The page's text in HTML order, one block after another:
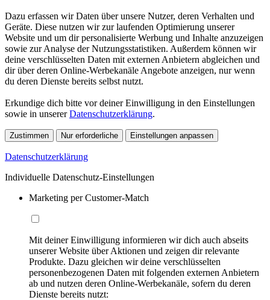
Dazu erfassen wir Daten über unsere Nutzer, deren Verhalten und
Geräte. Diese nutzen wir zur laufenden Optimierung unserer
Website und um dir personalisierte Werbung und Inhalte anzuzeigen
sowie zur Analyse der Nutzungsstatistiken. Außerdem können wir
deine verschlüsselten Daten mit externen Anbietern abgleichen und
dir über deren Online-Werbekanäle Angebote anzeigen, nur wenn
du deren Dienste bereits selbst nutzt.
Erkundige dich bitte vor deiner Einwilligung in den Einstellungen
sowie in unsererDatenschutzerklärung.
Zustimmen Nur erforderliche Einstellungen anpassen
Datenschutzerklärung
Individuelle Datenschutz-Einstellungen
Marketing per Customer-Match
Mit deiner Einwilligung informieren wir dich auch abseits
unserer Website über Aktionen und zeigen dir relevante
Produkte. Dazu gleichen wir deine verschlüsselten
personenbezogenen Daten mit folgenden externen Anbietern
ab und nutzen deren Online-Werbekanäle, sofern du deren
Dienste bereits nutzt: